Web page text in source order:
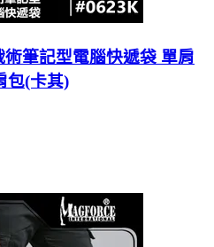
筆記型電腦快遞袋 單肩
包(卡其)